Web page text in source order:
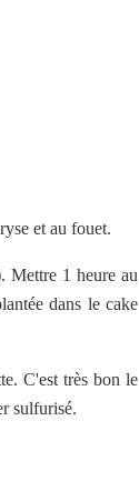
et au fouet.
Mettre 1 heure au
dans le cake
C'est très bon le
sulfurisé.